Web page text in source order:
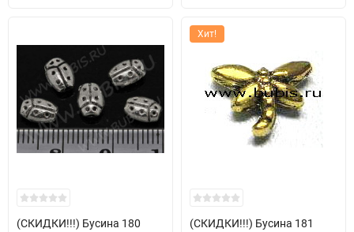
(СКИДКИ!!!) Бусина 180
Хит!
(СКИДКИ!!!) Бусина 181